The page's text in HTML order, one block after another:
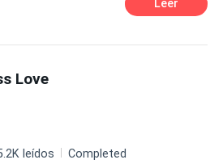
lo que significa sentir debido a su
Leer
Love
leídos Completed